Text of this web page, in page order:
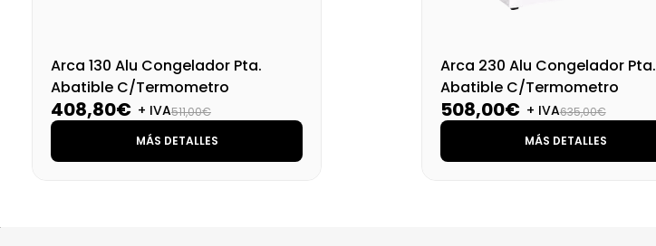
Arca 130 Alu Congelador Pta.
Abatible C/Termometro
408,80€ + IVA511,00€
MÁS DETALLES
Arca 230 Alu Congelador Pta.
Abatible C/Termometro
508,00€ + IVA635,00€
MÁS DETALLES